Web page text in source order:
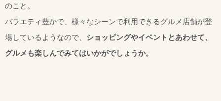
のこと。
バラエティ豊かで、様々なシーンで利用できるグルメ店舗が登
場しているようなので、 ショッピングやイベントとあわせて、
グルメも楽しんでみてはいかがでしょうか。